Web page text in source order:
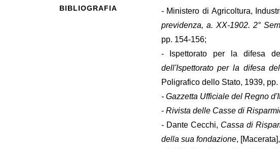
BIBLIOGRAFIA - Ministero di Agricoltura,
previdenza, a. XX-1902. 2°
pp. 154-156;
- Ispettorato per la difesa
dell'Ispettorato per la difesa
Poligrafico dello Stato, 1939, pp.
- Gazzetta Ufficiale del Regno
- Rivista delle Casse di
- Dante Cecchi, Cassa di
della sua fondazione,